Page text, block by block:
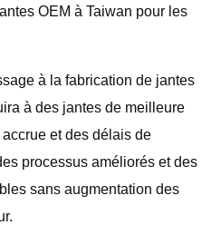
OEM à Taiwan pour les
à la fabrication de jantes
à des jantes de meilleure
et des délais de
processus améliorés et des
sans augmentation des